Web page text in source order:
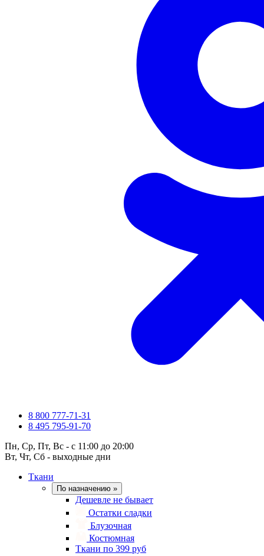
8 800 777-71-31
8 495 795-91-70
Пн, Ср, Пт, Вс - с 11:00 до 20:00
Вт, Чт, Сб - выходные дни
Ткани
По назначению »
Дешевле не бывает
Остатки сладки
Блузочная
Костюмная
Ткани по 399 руб